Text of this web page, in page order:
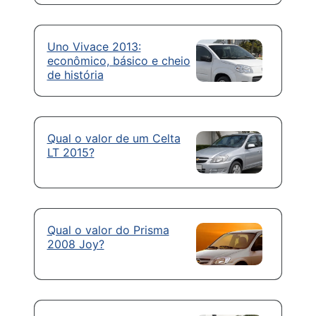
Uno Vivace 2013:
econômico, básico e cheio
de história
Qual o valor de um Celta
LT 2015?
Qual o valor do Prisma
2008 Joy?